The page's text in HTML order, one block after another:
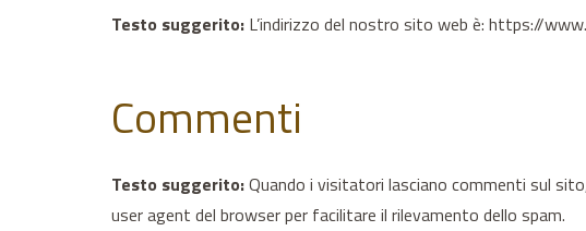
Testo suggerito: L’indirizzo del nostro sito web è: https://
Commenti
Testo suggerito:Quando i visitatori lasciano commenti sul
user agent del browser per facilitare il rilevamento dello spam.